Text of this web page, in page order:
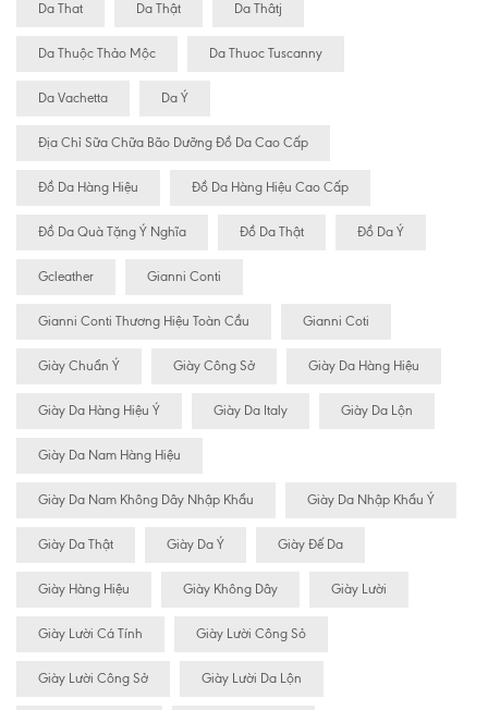
Da That Da Thật Da Thâtj
Da Thuộc Thảo Mộc Da Thuoc Tuscanny
Da Vachetta Da Ý
Địa Chỉ Sữa Chữa Bão Dưỡng Đồ Da Cao Cấp
Đồ Da Hàng Hiệu Đồ Da Hàng Hiệu Cao Cấp
Đồ Da Quà Tặng Ý Nghĩa Đồ Da Thật Đồ Da Ý
Gcleather Gianni Conti
Gianni Conti Thương Hiệu Toàn Cầu Gianni Coti
Giày Chuẩn Ý Giày Công Sở Giày Da Hàng Hiệu
Giày Da Hàng Hiệu Ý Giày Da Italy Giày Da Lộn
Giày Da Nam Hàng Hiệu
Giày Da Nam Không Dây Nhập Khẩu Giày Da Nhập Khẩu Ý
Giày Da Thật Giày Da Ý Giày Đế Da
Giày Hàng Hiệu Giày Không Dây Giày Lười
Giày Lười Cá Tính Giày Lười Công Sỏ
Giày Lười Công Sở Giày Lười Da Lộn